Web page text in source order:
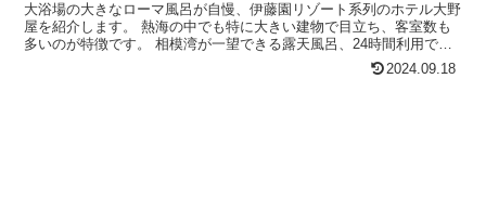
大浴場の大きなローマ風呂が自慢、伊藤園リゾート系列のホテル大野
屋を紹介します。 熱海の中でも特に大きい建物で目立ち、客室数も
多いのが特徴です。 相模湾が一望できる露天風呂、24時間利用でき
る無料の家族風呂（貸切室内風呂）など温泉施設が豊富で...2024.09.18